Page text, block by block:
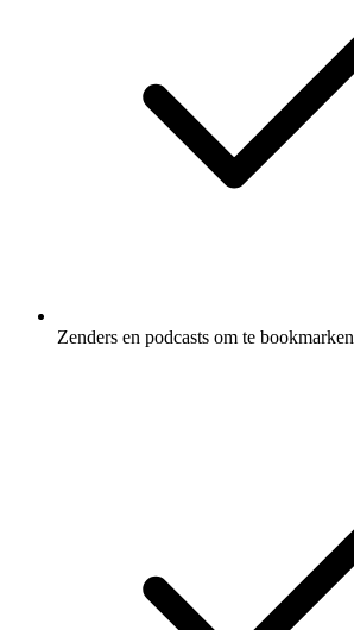
Zenders en podcasts om te bookmarken